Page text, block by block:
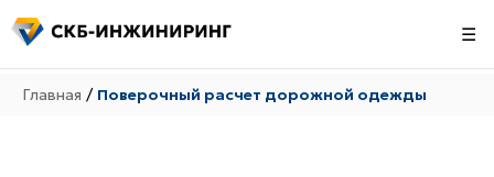
☰
Главная / Поверочный расчет дорожной одежды